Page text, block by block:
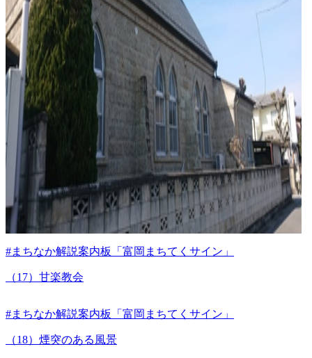
#まちなか解説案内板「富岡まちてくサイン」
（17）甘楽教会
#まちなか解説案内板「富岡まちてくサイン」
（18）煙突のある風景